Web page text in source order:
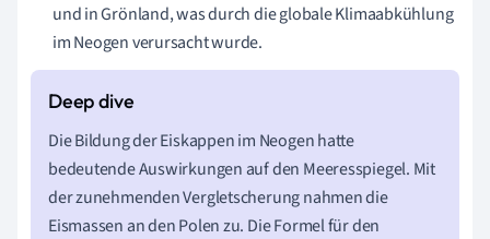
und in Grönland, was durch die globale Klimaabkühlung
im Neogen verursacht wurde.
Die Bildung der Eiskappen im Neogen hatte
bedeutende Auswirkungen auf den Meeresspiegel. Mit
der zunehmenden Vergletscherung nahmen die
Eismassen an den Polen zu. Die Formel für den